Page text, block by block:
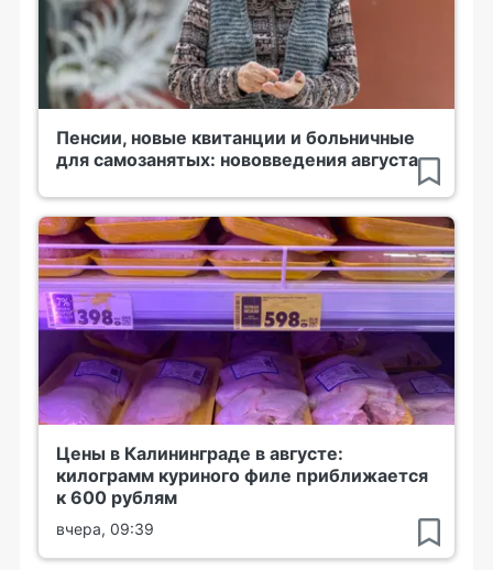
Пенсии, новые квитанции и больничные
для самозанятых: нововведения августа
Цены в Калининграде в августе:
килограмм куриного филе приближается
к 600 рублям
вчера, 09:39